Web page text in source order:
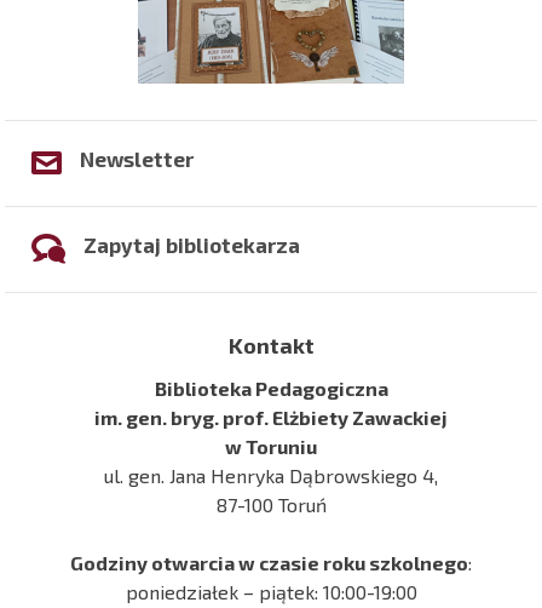
Newsletter
Zapytaj bibliotekarza
Kontakt
Biblioteka Pedagogiczna
im. gen. bryg. prof. Elżbiety Zawackiej
w Toruniu
ul. gen. Jana Henryka Dąbrowskiego 4,
87-100 Toruń
Godziny otwarcia w czasie roku szkolnego:
poniedziałek – piątek: 10:00-19:00